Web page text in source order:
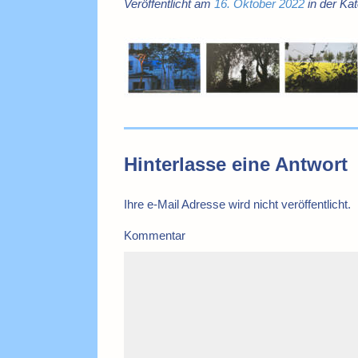
Veröffentlicht am 16. Oktober 2022 in der
Hinterlasse eine Antwort
Ihre e-Mail Adresse wird nicht veröffentlicht.
Kommentar